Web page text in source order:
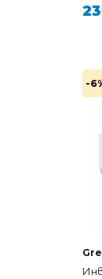
-